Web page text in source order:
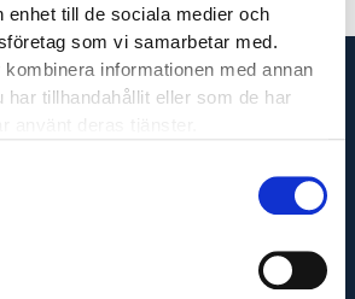
enhet till de sociala medier och
som vi samarbetar med.
informationen med annan
har tillhandahållit eller som de har
utför servicetjänster runt om i